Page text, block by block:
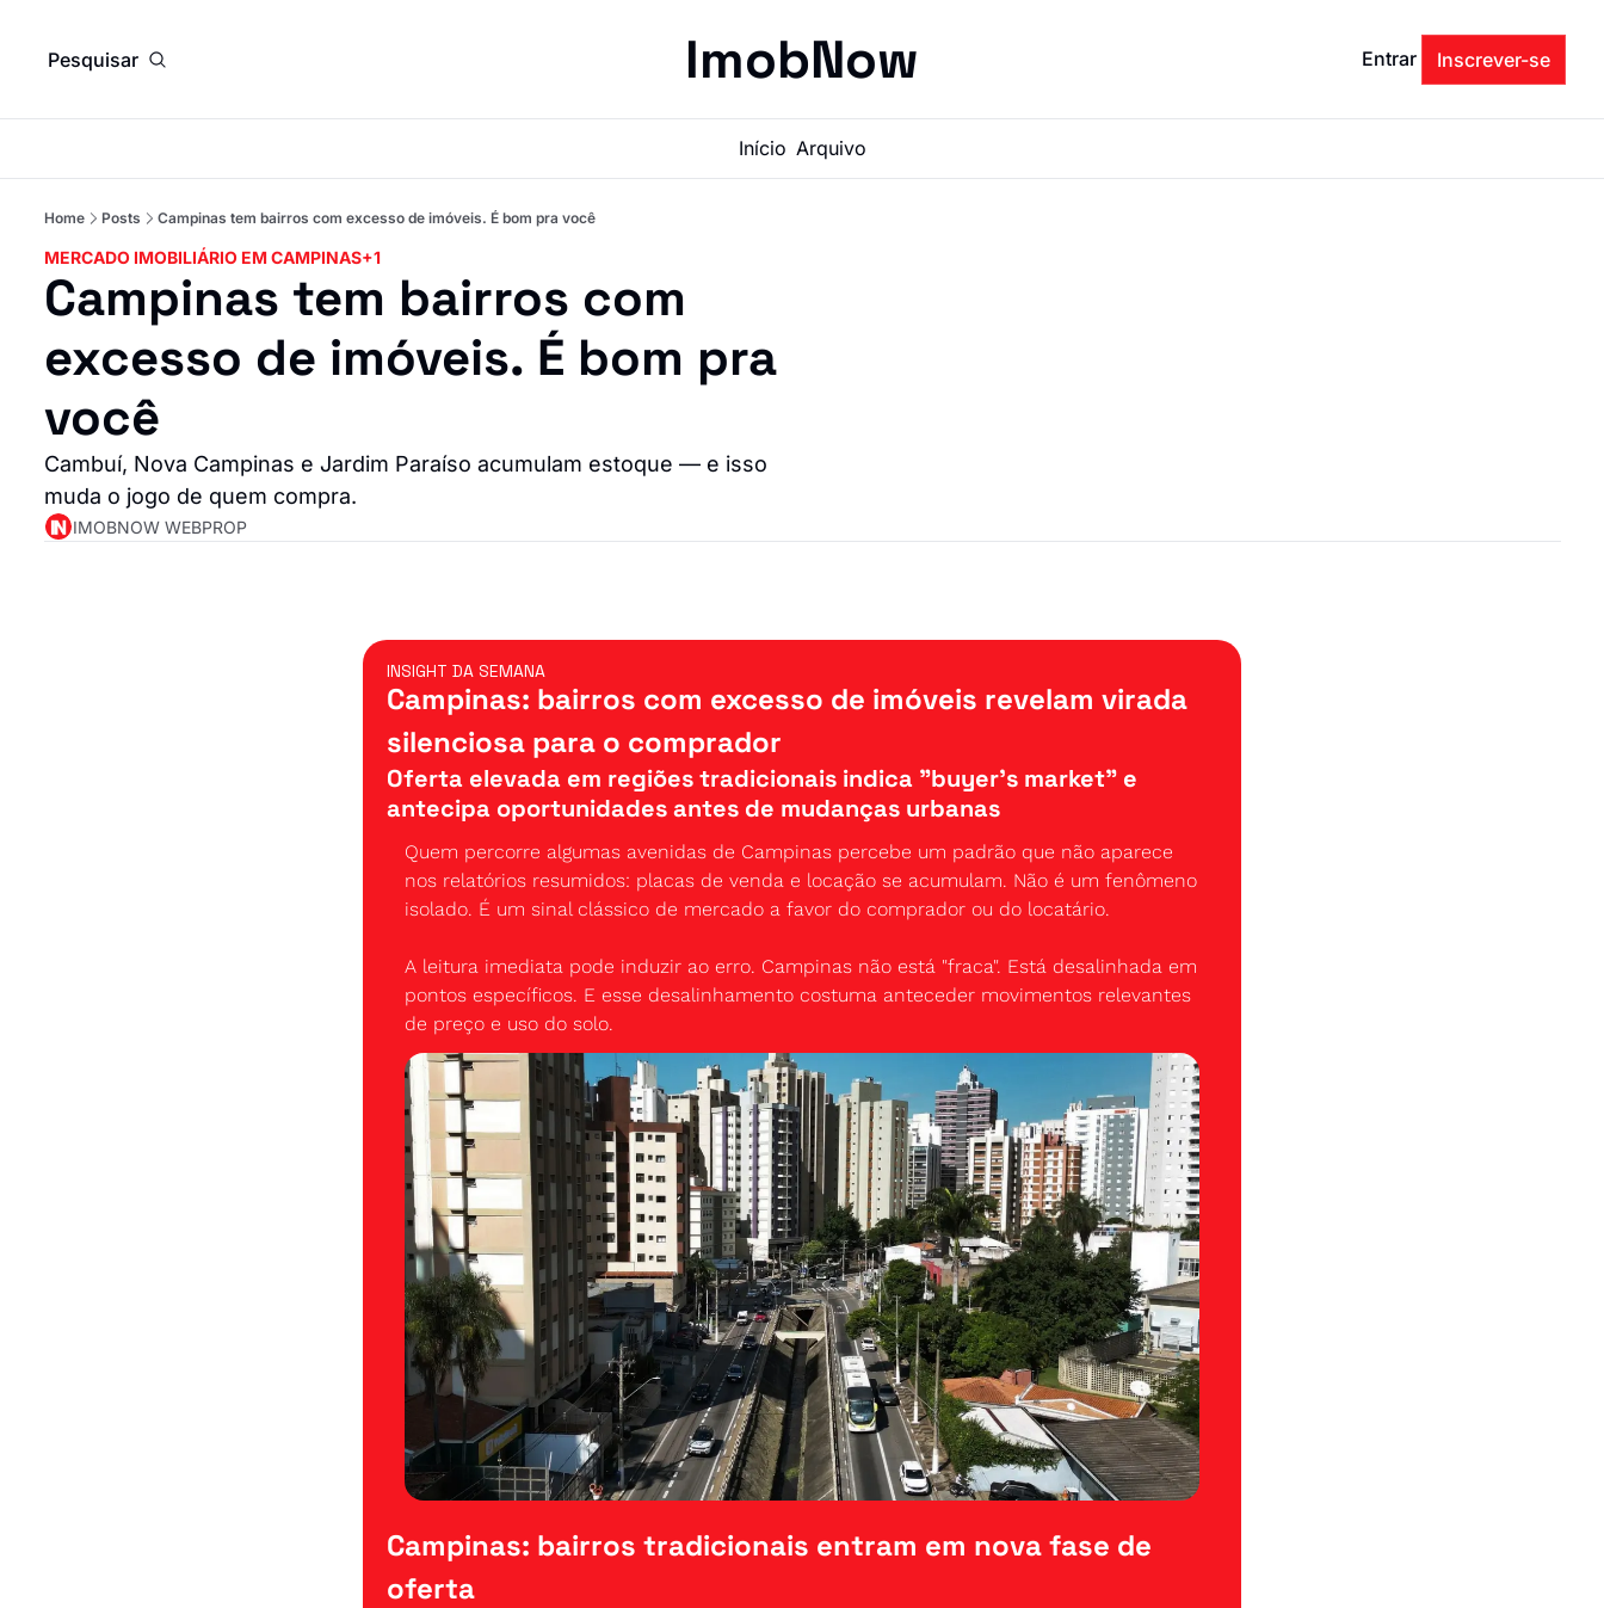
Pesquisar ImobNow Entrar Inscrever-se
Início Arquivo
Home Posts Campinas tem bairros com excesso de imóveis. É bom pra você
MERCADO IMOBILIÁRIO EM CAMPINAS+1
Campinas tem bairros com
excesso de imóveis. É bom pra
você
Cambuí, Nova Campinas e Jardim Paraíso acumulam estoque — e isso
muda o jogo de quem compra.
IMOBNOW WEBPROP
INSIGHT DA SEMANA
Campinas: bairros com excesso de imóveis revelam virada
silenciosa para o comprador
Oferta elevada em regiões tradicionais indica "buyer's market" e
antecipa oportunidades antes de mudanças urbanas
Quem percorre algumas avenidas de Campinas percebe um padrão que não aparece
nos relatórios resumidos: placas de venda e locação se acumulam. Não é um fenômeno
isolado. É um sinal clássico de mercado a favor do comprador ou do locatário.
A leitura imediata pode induzir ao erro. Campinas não está "fraca". Está desalinhada em
pontos específicos. E esse desalinhamento costuma anteceder movimentos relevantes
de preço e uso do solo.
Campinas: bairros tradicionais entram em nova fase de
oferta